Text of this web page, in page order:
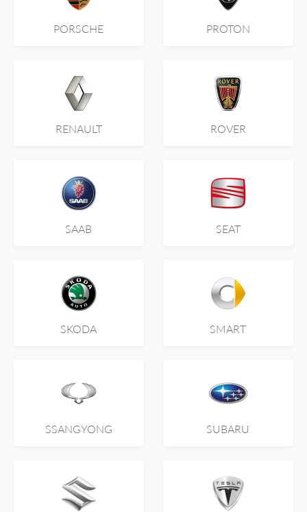
PORSCHE PROTON
RENAULT ROVER
SAAB SEAT
SKODA SMART
SSANGYONG SUBARU